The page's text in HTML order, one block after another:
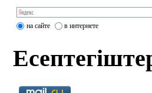
на сайте в интернете